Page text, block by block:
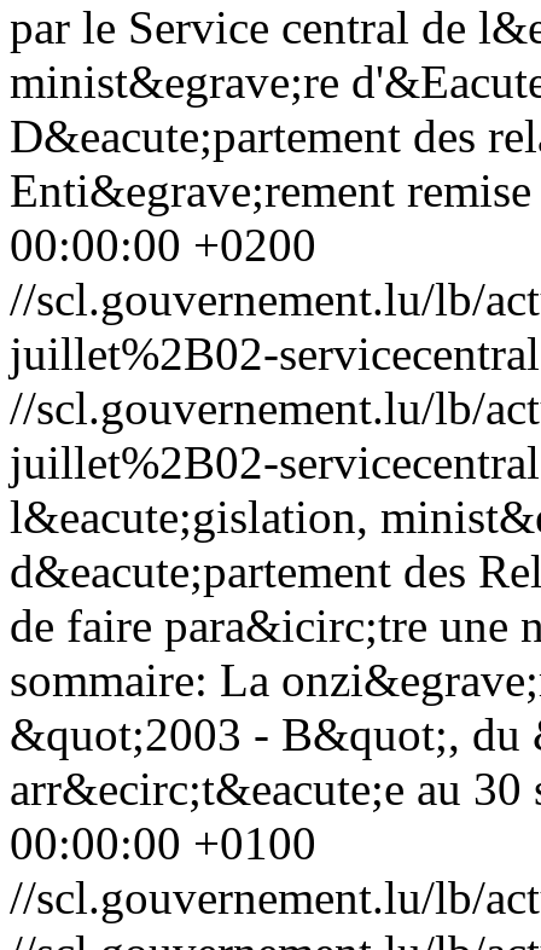
par le Service central de
minist&egrave;re
D&eacute;partement des
Enti&egrave;rement
00:00:00 +0200
//scl.gouvernement.lu/lb/
juillet%2B02-
//scl.gouvernement.lu/lb/
juillet%2B02-
l&eacute;gislation,
d&eacute;partement des
de faire para&icirc;tre une
sommaire: La
&quot;2003 - B&quot;, du
arr&ecirc;t&eacute;e au 30
00:00:00 +0100
//scl.gouvernement.lu/lb/